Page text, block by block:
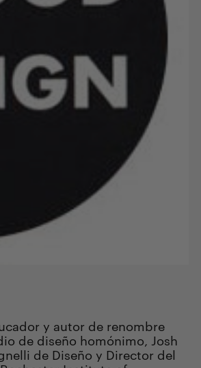
y autor de renombre
de diseño homónimo, Josh
de Diseño y Director del